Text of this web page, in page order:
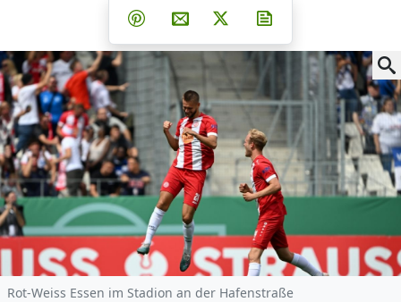
Teilen auf Facebook
Teilen auf Whatsapp
Teilen auf Telegram
Teilen auf Pinterest
Per E-Mail teilen
Post auf X
Rot-Weiss Essen im Stadion an der Hafenstraße